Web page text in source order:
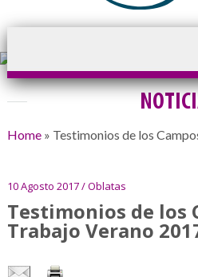
Home» Testimonios de los
10 Agosto 2017 / Oblatas
Testimonios de los
Trabajo Verano